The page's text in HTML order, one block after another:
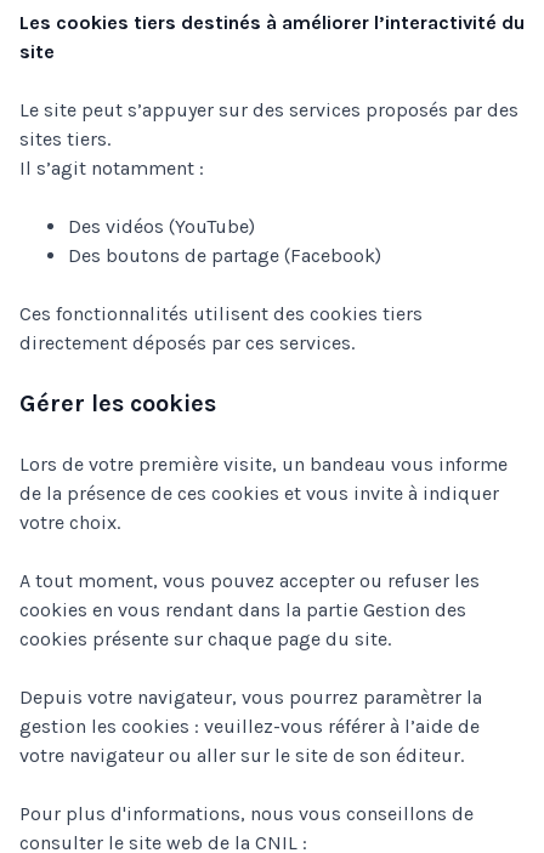
Les cookies tiers destinés à améliorer l’interactivité du
site
Le site peut s’appuyer sur des services proposés par des
sites tiers.
Il s’agit notamment :
Des vidéos (YouTube)
Des boutons de partage (Facebook)
Ces fonctionnalités utilisent des cookies tiers
directement déposés par ces services.
Gérer les cookies
Lors de votre première visite, un bandeau vous informe
de la présence de ces cookies et vous invite à indiquer
votre choix.
A tout moment, vous pouvez accepter ou refuser les
cookies en vous rendant dans la partie Gestion des
cookies présente sur chaque page du site.
Depuis votre navigateur, vous pourrez paramètrer la
gestion les cookies : veuillez-vous référer à l’aide de
votre navigateur ou aller sur le site de son éditeur.
Pour plus d'informations, nous vous conseillons de
consulter le site web de la CNIL :